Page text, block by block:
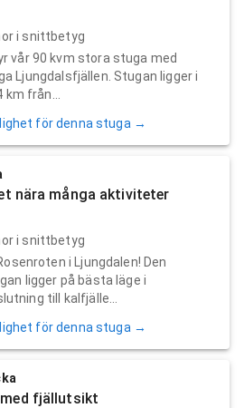
i snittbetyg
vår 90 kvm stora stuga med
Ljungdalsfjällen. Stugan ligger i
från...
för denna stuga →
nära många aktiviteter
i snittbetyg
i Ljungdalen! Den
ligger på bästa läge i
till kalfjälle...
för denna stuga →
fjällutsikt